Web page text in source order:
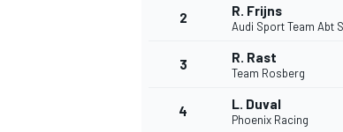
2 R. Frijns
Audi Sport Team Abt
3 R. Rast
Team Rosberg
4 L. Duval
Phoenix Racing